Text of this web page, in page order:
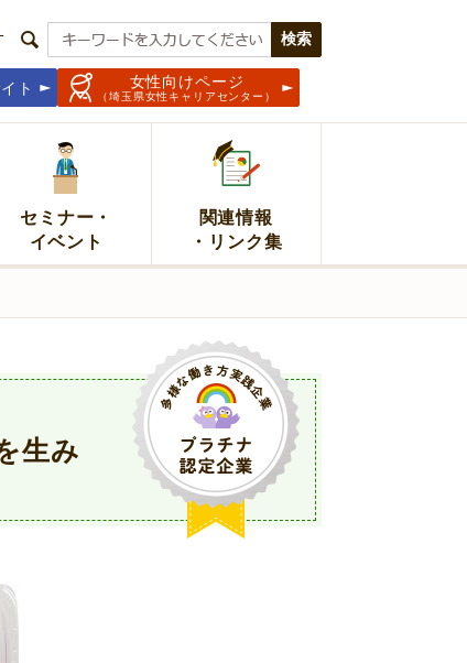
ト 女性向けページ
（埼玉県女性キャリアセンター）
セミナー・
イベント
関連情報
・リンク集
生み